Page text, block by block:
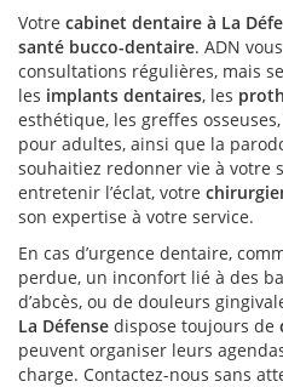
Votre cabinet dentaire à La
santé bucco-dentaire. ADN
consultations régulières, mais
les implants dentaires, les
esthétique, les greffes
pour adultes, ainsi que la
souhaitiez redonner vie à votre
entretenir l’éclat, votre
son expertise à votre service.
En cas d’urgence dentaire,
perdue, un inconfort lié à des
d’abcès, ou de douleurs
La Défense dispose toujours de
peuvent organiser leurs
charge. Contactez-nous sans